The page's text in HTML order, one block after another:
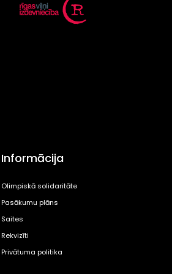
Informācija
Olimpiskā solidaritāte
Pasākumu plāns
Saites
Rekvizīti
Privātuma politika